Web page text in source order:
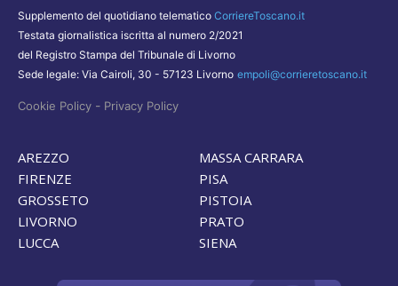
Supplemento del quotidiano telematico CorriereToscano.it
Testata giornalistica iscritta al numero 2/2021
del Registro Stampa del Tribunale di Livorno
Sede legale: Via Cairoli, 30 - 57123 Livorno empoli@corrieretoscano.it
Cookie Policy - Privacy Policy
AREZZO
FIRENZE
GROSSETO
LIVORNO
LUCCA
MASSA CARRARA
PISA
PISTOIA
PRATO
SIENA